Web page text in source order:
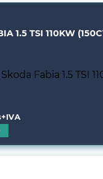
1.5 TSI 110KW